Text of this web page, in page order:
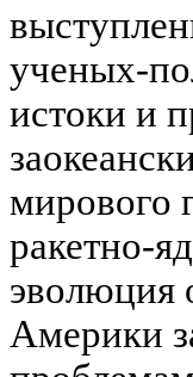
ученых-
истоки и
мирового
ракетно-
эволюция
Америки